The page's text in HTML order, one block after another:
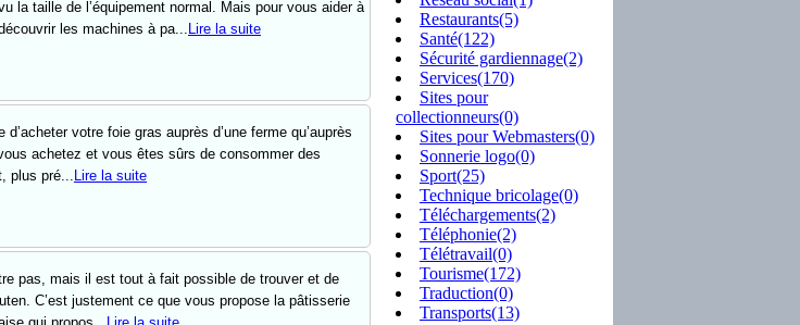
Restaurants(5)
Santé(122)
Sécurité gardiennage(2)
Services(170)
Sites pour
collectionneurs(0)
Sites pour Webmasters(0)
Sonnerie logo(0)
Sport(25)
Technique bricolage(0)
Téléchargements(2)
Téléphonie(2)
Télétravail(0)
Tourisme(172)
Traduction(0)
Transports(13)
la taille de l’équipement normal. Mais pour vous aider à
les machines à pa...Lire la suite
votre foie gras auprès d’une ferme qu’auprès
achetez et vous êtes sûrs de consommer des
plus pré... Lire la suite
pas, mais il est tout à fait possible de trouver et de
C’est justement ce que vous propose la pâtisserie